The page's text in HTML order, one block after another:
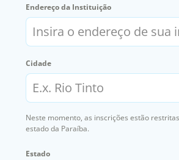
Endereço da Instituição
Cidade
Neste momento, as inscrições estão
estado da Paraíba.
Estado